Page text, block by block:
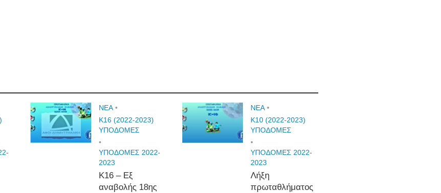
NEA •
Κ16 (2022-2023)
ΥΠΟΔΟΜΕΣ
•
ΥΠΟΔΟΜΕΣ 2022-
2023
Κ16 – Εξ
αναβολής 18ης
NEA •
Κ10 (2022-2023)
ΥΠΟΔΟΜΕΣ
•
ΥΠΟΔΟΜΕΣ 2022-
2023
Λήξη
πρωταθλήματος